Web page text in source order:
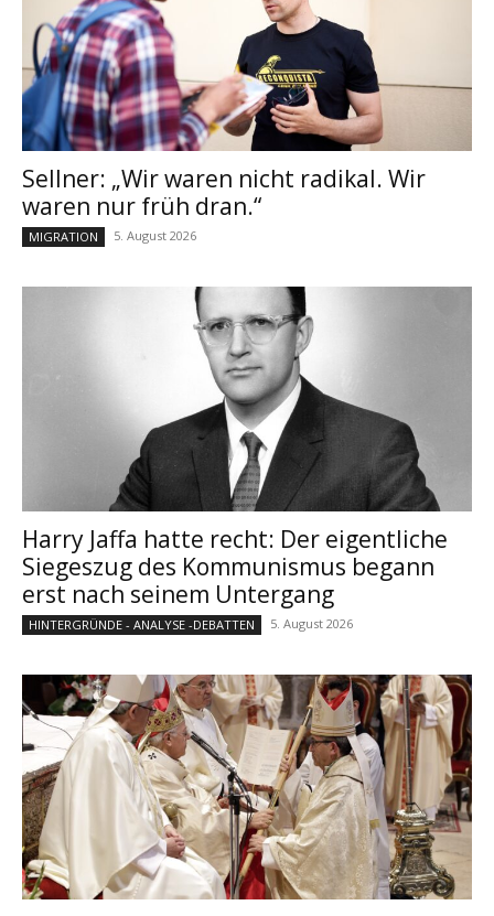
Sellner: „Wir waren nicht radikal. Wir
waren nur früh dran.“
MIGRATION 5. August 2026
Harry Jaffa hatte recht: Der eigentliche
Siegeszug des Kommunismus begann
erst nach seinem Untergang
HINTERGRÜNDE - ANALYSE -DEBATTEN 5. August 2026